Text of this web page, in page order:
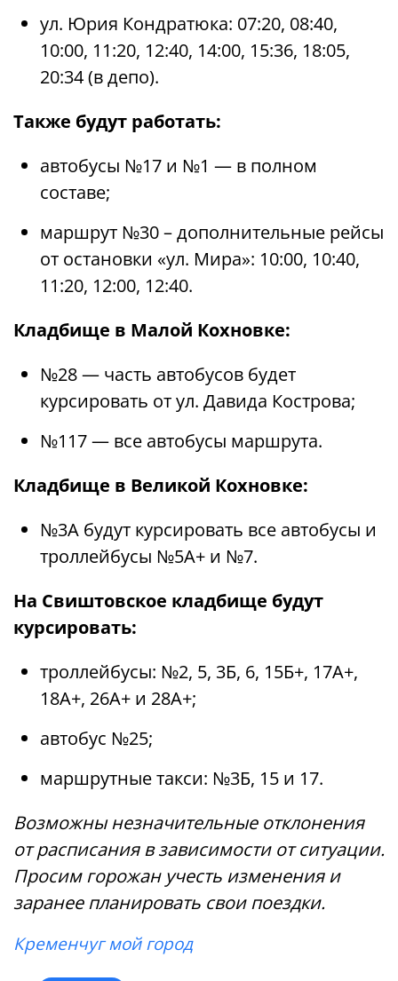
ул. Юрия Кондратюка: 07:20, 08:40,
10:00, 11:20, 12:40, 14:00, 15:36, 18:05,
20:34 (в депо).
Также будут работать:
автобусы №17 и №1 — в полном
составе;
маршрут №30 – дополнительные рейсы
от остановки «ул. Мира»: 10:00, 10:40,
11:20, 12:00, 12:40.
Кладбище в Малой Кохновке:
№28 — часть автобусов будет
курсировать от ул. Давида Кострова;
№117 — все автобусы маршрута.
Кладбище в Великой Кохновке:
№3А будут курсировать все автобусы и
троллейбусы №5А+ и №7.
На Свиштовское кладбище будут
курсировать:
троллейбусы: №2, 5, 3Б, 6, 15Б+, 17А+,
18А+, 26А+ и 28А+;
автобус №25;
маршрутные такси: №3Б, 15 и 17.
Возможны незначительные отклонения
от расписания в зависимости от ситуации.
Просим горожан учесть изменения и
заранее планировать свои поездки.
Кременчуг мой город